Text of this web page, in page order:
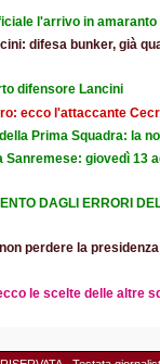
l'arrivo in
difesa bunker, già
difensore Lancini
ecco l'attaccante
Prima Squadra: la
Sanremese: giovedì 13
DAGLI ERRORI
perdere la presidenza
le scelte delle altre